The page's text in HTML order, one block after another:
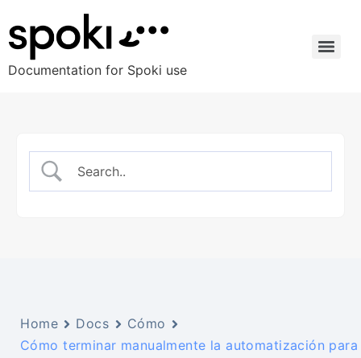
Documentation for Spoki use
Home Docs
Cómo
Cómo terminar manualmente la automatización para